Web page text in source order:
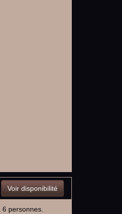
Voir disponibilité
6 personnes.